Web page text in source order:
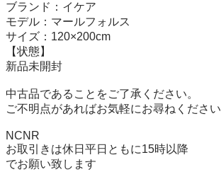
ブランド：イケア
モデル：マールフォルス
サイズ：120×200cm
【状態】
新品未開封
中古品であることをご了承ください。
ご不明点があればお気軽にお尋ねください
NCNR
お取引きは休日平日ともに15時以降
でお願い致します